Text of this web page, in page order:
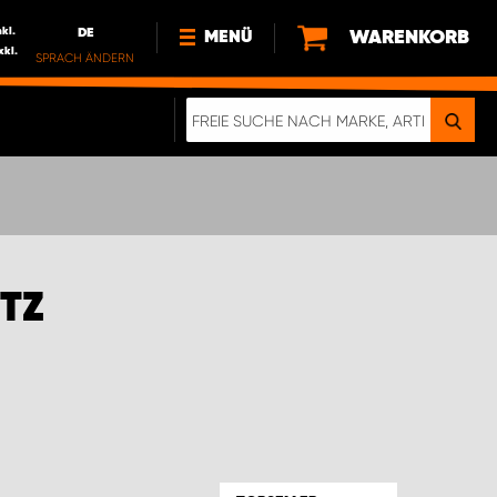
DE
SPRACH ÄNDERN
MENÜ
NEWS
WARENKORB
F